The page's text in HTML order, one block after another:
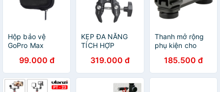
Hộp bảo vệ
GoPro Max
99.000 đ
KẸP ĐA NĂNG
TÍCH HỢP
ULANZI R094
319.000 đ
Thanh mở rộng
phụ kiện cho
185.500 đ